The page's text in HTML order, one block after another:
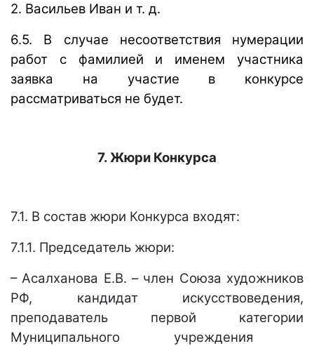
2. Васильев Иван и т. д.
6.5. В случае несоответствия нумерации
работ с фамилией и именем участника
заявка на участие в конкурсе
рассматриваться не будет.
7. Жюри Конкурса
7.1. В состав жюри Конкурса входят:
7.1.1. Председатель жюри:
– Асалханова Е.В. – член Союза художников
РФ, кандидат искусствоведения,
преподаватель первой категории
Муниципального учреждения